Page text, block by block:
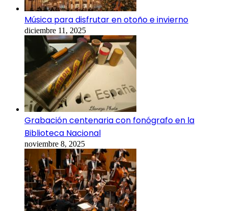
Música para disfrutar en otoño e invierno
diciembre 11, 2025
Grabación centenaria con fonógrafo en la
Biblioteca Nacional
noviembre 8, 2025